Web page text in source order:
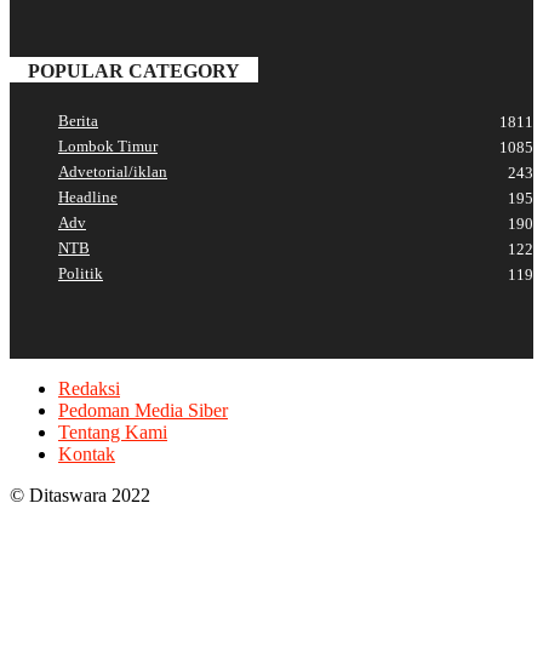
POPULAR CATEGORY
Berita
1811
Lombok Timur
1085
Advetorial/iklan
243
Headline
195
Adv
190
NTB
122
Politik
119
Redaksi
Pedoman Media Siber
Tentang Kami
Kontak
© Ditaswara 2022